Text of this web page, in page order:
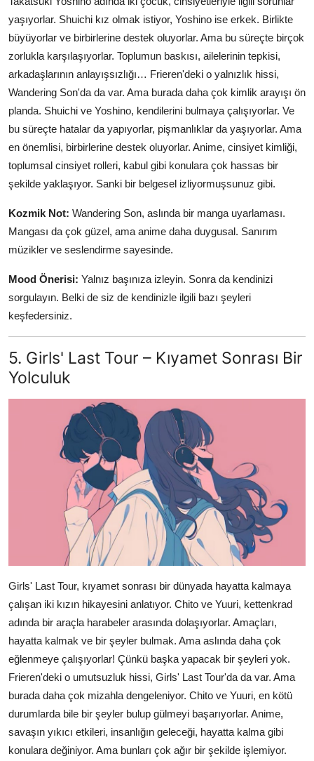
yaşıyorlar. Shuichi kız olmak istiyor, Yoshino ise erkek. Birlikte
büyüyorlar ve birbirlerine destek oluyorlar. Ama bu süreçte birçok
zorlukla karşılaşıyorlar. Toplumun baskısı, ailelerinin tepkisi,
arkadaşlarının anlayışsızlığı… Frieren'deki o yalnızlık hissi,
Wandering Son'da da var. Ama burada daha çok kimlik arayışı ön
planda. Shuichi ve Yoshino, kendilerini bulmaya çalışıyorlar. Ve
bu süreçte hatalar da yapıyorlar, pişmanlıklar da yaşıyorlar. Ama
en önemlisi, birbirlerine destek oluyorlar. Anime, cinsiyet kimliği,
toplumsal cinsiyet rolleri, kabul gibi konulara çok hassas bir
şekilde yaklaşıyor. Sanki bir belgesel izliyormuşsunuz gibi.
Kozmik Not: Wandering Son, aslında bir manga uyarlaması.
Mangası da çok güzel, ama anime daha duygusal. Sanırım
müzikler ve seslendirme sayesinde.
Mood Önerisi: Yalnız başınıza izleyin. Sonra da kendinizi
sorgulayın. Belki de siz de kendinizle ilgili bazı şeyleri
keşfedersiniz.
5. Girls' Last Tour – Kıyamet Sonrası Bir
Yolculuk
Girls' Last Tour, kıyamet sonrası bir dünyada hayatta kalmaya
çalışan iki kızın hikayesini anlatıyor. Chito ve Yuuri, kettenkrad
adında bir araçla harabeler arasında dolaşıyorlar. Amaçları,
hayatta kalmak ve bir şeyler bulmak. Ama aslında daha çok
eğlenmeye çalışıyorlar! Çünkü başka yapacak bir şeyleri yok.
Frieren'deki o umutsuzluk hissi, Girls' Last Tour'da da var. Ama
burada daha çok mizahla dengeleniyor. Chito ve Yuuri, en kötü
durumlarda bile bir şeyler bulup gülmeyi başarıyorlar. Anime,
savaşın yıkıcı etkileri, insanlığın geleceği, hayatta kalma gibi
konulara değiniyor. Ama bunları çok ağır bir şekilde işlemiyor.